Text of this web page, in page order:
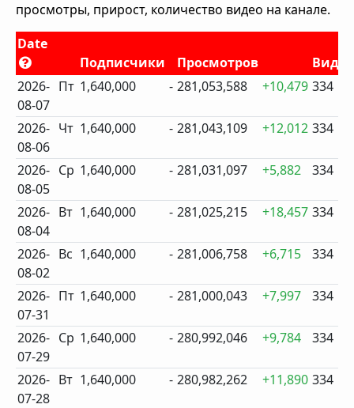
просмотры, прирост, количество видео на канале.
Date
Подписчики
Просмотров
Видео
2026-
08-07
Пт 1,640,000 - 281,053,588 +10,479 334
2026-
08-06
Чт 1,640,000 - 281,043,109 +12,012 334
2026-
08-05
Ср 1,640,000 - 281,031,097 +5,882 334
2026-
08-04
Вт 1,640,000 - 281,025,215 +18,457 334
2026-
08-02
Вс 1,640,000 - 281,006,758 +6,715 334
2026-
07-31
Пт 1,640,000 - 281,000,043 +7,997 334
2026-
07-29
Ср 1,640,000 - 280,992,046 +9,784 334
2026-
07-28
Вт 1,640,000 - 280,982,262 +11,890 334